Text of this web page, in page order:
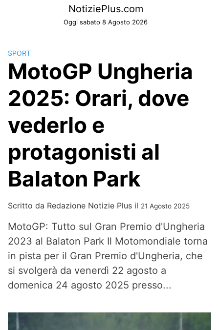
NotiziePlus.com
Oggi sabato 8 Agosto 2026
SPORT
MotoGP Ungheria
2025: Orari, dove
vederlo e
protagonisti al
Balaton Park
Scritto da Redazione Notizie Plus il 21 Agosto 2025
MotoGP: Tutto sul Gran Premio d'Ungheria
2023 al Balaton Park Il Motomondiale torna
in pista per il Gran Premio d'Ungheria, che
si svolgerà da venerdì 22 agosto a
domenica 24 agosto 2025 presso...